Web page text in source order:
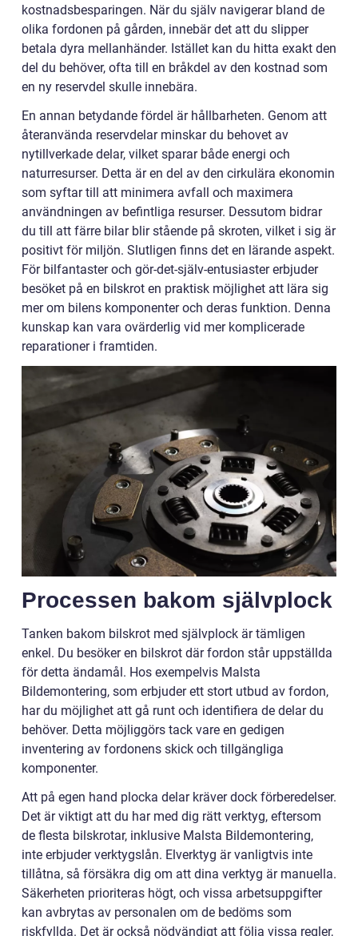
kostnadsbesparingen. När du själv navigerar bland de
olika fordonen på gården, innebär det att du slipper
betala dyra mellanhänder. Istället kan du hitta exakt den
del du behöver, ofta till en bråkdel av den kostnad som
en ny reservdel skulle innebära.
En annan betydande fördel är hållbarheten. Genom att
återanvända reservdelar minskar du behovet av
nytillverkade delar, vilket sparar både energi och
naturresurser. Detta är en del av den cirkulära ekonomin
som syftar till att minimera avfall och maximera
användningen av befintliga resurser. Dessutom bidrar
du till att färre bilar blir stående på skroten, vilket i sig är
positivt för miljön. Slutligen finns det en lärande aspekt.
För bilfantaster och gör-det-själv-entusiaster erbjuder
besöket på en bilskrot en praktisk möjlighet att lära sig
mer om bilens komponenter och deras funktion. Denna
kunskap kan vara ovärderlig vid mer komplicerade
reparationer i framtiden.
Processen bakom självplock
Tanken bakom bilskrot med självplock är tämligen
enkel. Du besöker en bilskrot där fordon står uppställda
för detta ändamål. Hos exempelvis Malsta
Bildemontering, som erbjuder ett stort utbud av fordon,
har du möjlighet att gå runt och identifiera de delar du
behöver. Detta möjliggörs tack vare en gedigen
inventering av fordonens skick och tillgängliga
komponenter.
Att på egen hand plocka delar kräver dock förberedelser.
Det är viktigt att du har med dig rätt verktyg, eftersom
de flesta bilskrotar, inklusive Malsta Bildemontering,
inte erbjuder verktygslån. Elverktyg är vanligtvis inte
tillåtna, så försäkra dig om att dina verktyg är manuella.
Säkerheten prioriteras högt, och vissa arbetsuppgifter
kan avbrytas av personalen om de bedöms som
riskfyllda. Det är också nödvändigt att följa vissa regler,